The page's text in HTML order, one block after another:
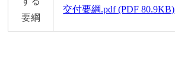
要綱
交付要綱.pdf (PDF 80.9KB)